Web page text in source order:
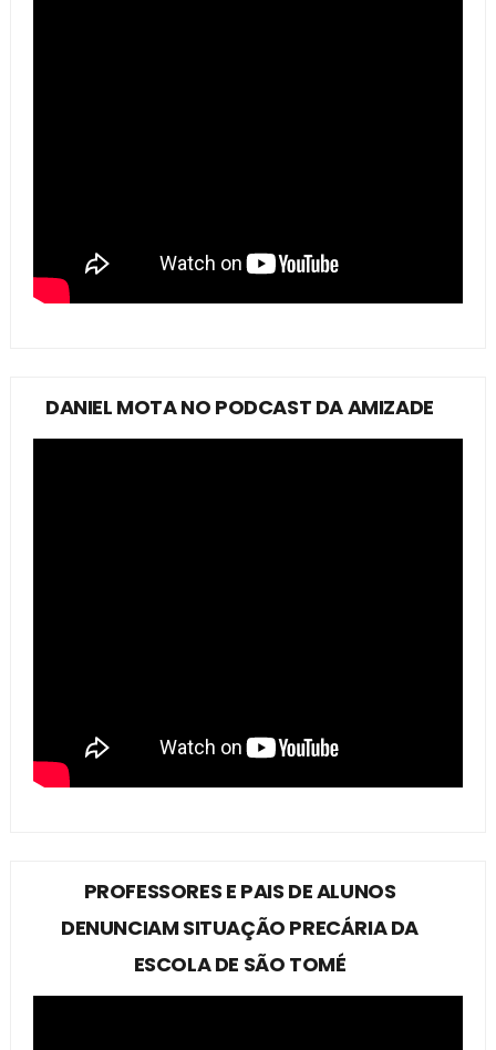
DANIEL MOTA NO PODCAST DA AMIZADE
PROFESSORES E PAIS DE ALUNOS
DENUNCIAM SITUAÇÃO PRECÁRIA DA
ESCOLA DE SÃO TOMÉ